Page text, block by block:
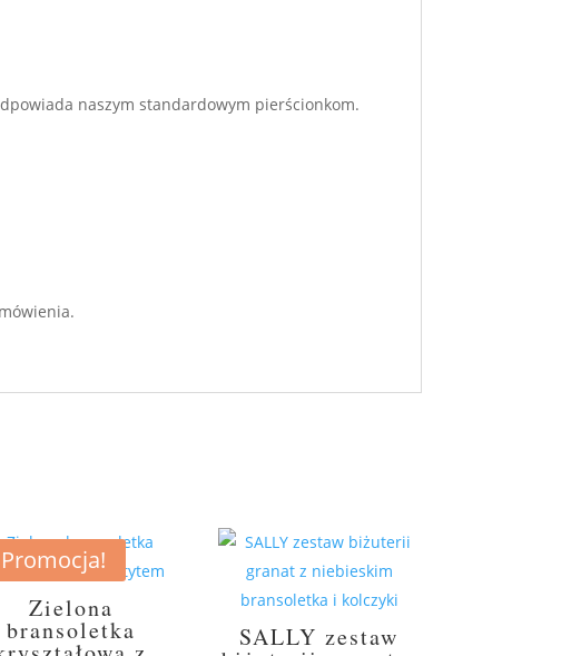
naszym standardowym pierścionkom.
Promocja!
Zielona
bransoletka SALLY zestaw